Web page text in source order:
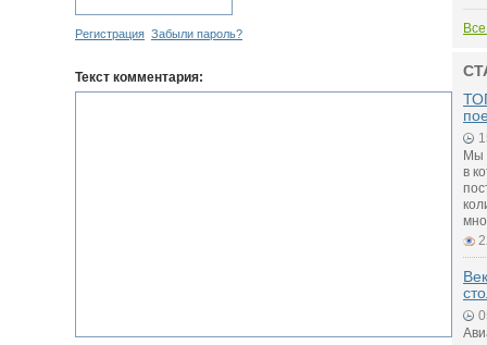
Регистрация Забыли пароль?
Текст комментария:
Мы
в